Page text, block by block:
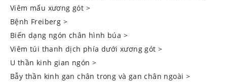
Viêm mấu xương gót >
Bệnh Freiberg >
Biến dạng ngón chân hình búa >
Viêm túi thanh dịch phía dưới xương gót >
U thần kinh gian ngón >
Bẫy thần kinh gan chân trong và gan chân ngoài >